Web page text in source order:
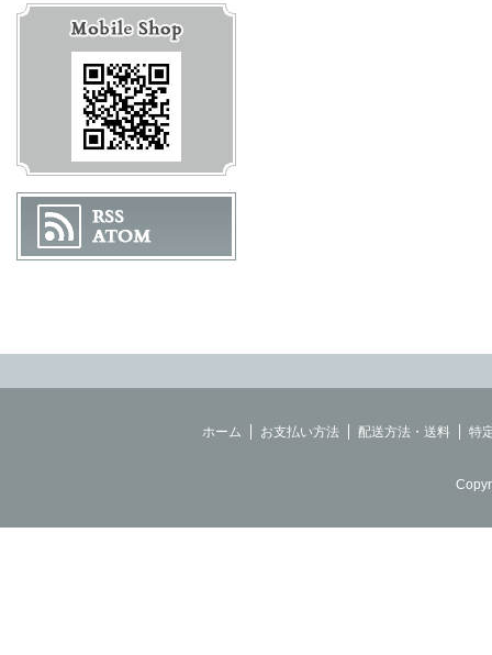
ホーム お支払い方法 配送方法・送料 特